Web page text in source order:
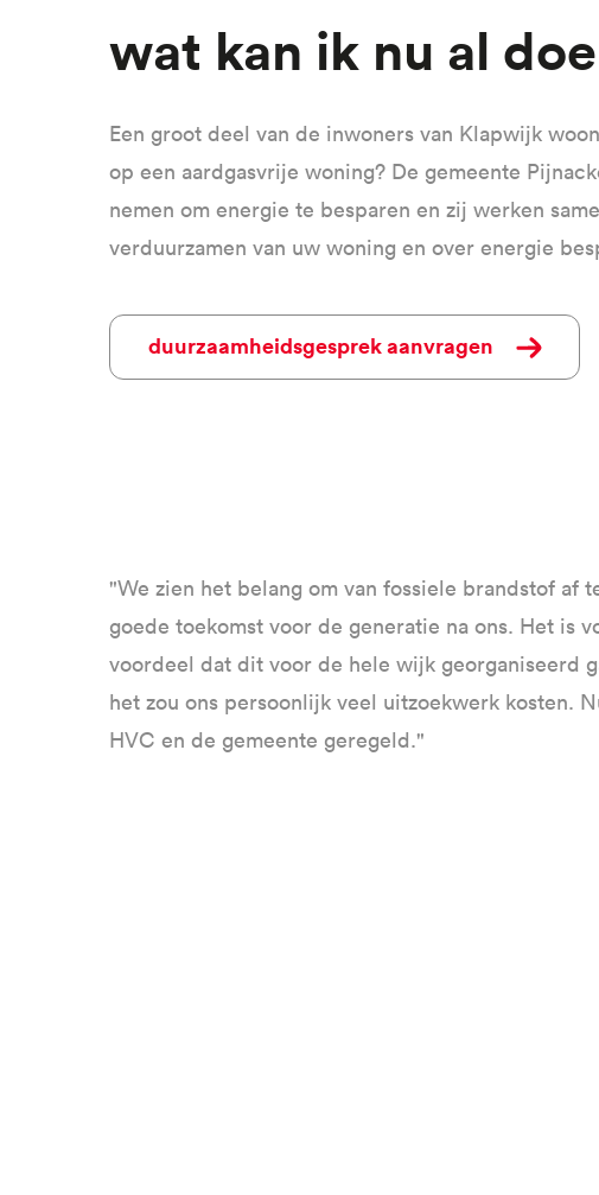
Wat kan ik nu al
Een groot deel van de inwoners van Klapwijk
op een aardgasvrije woning? De gemeente
nemen om energie te besparen en zij werken
verduurzamen van uw woning en over energie
Duurzaamheidsgesprek aanvragen
"We zien het belang om van fossiele brandstof af
goede toekomst voor de generatie na ons. Het is
voordeel dat dit voor de hele wijk georganiseerd
het zou ons persoonlijk veel uitzoekwerk kosten.
HVC en de gemeente geregeld."